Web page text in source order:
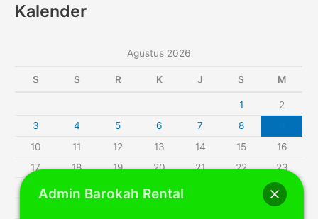
Kalender
Agustus 2026
S S R K J S M
1
2
3
4 5 6 7 8
10
11 12 13 14 15
16
17
18 19 20 21 22
23
24
25 26
30
Admin Barokah Rental